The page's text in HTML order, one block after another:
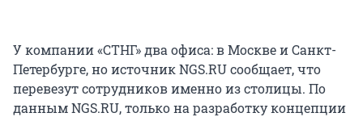
У компании «СТНГ» два офиса: в Москве и Санкт-
Петербурге, но источник NGS.RU сообщает, что
перевезут сотрудников именно из столицы. По
данным NGS.RU, только на разработку концепции